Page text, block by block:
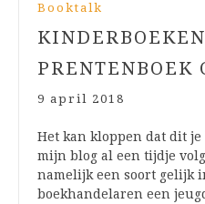
Booktalk
PRENTENBOEK
9 april 2018
Het kan kloppen dat dit
mijn blog al een tijdje
namelijk een soort gelijk
boekhandelaren een